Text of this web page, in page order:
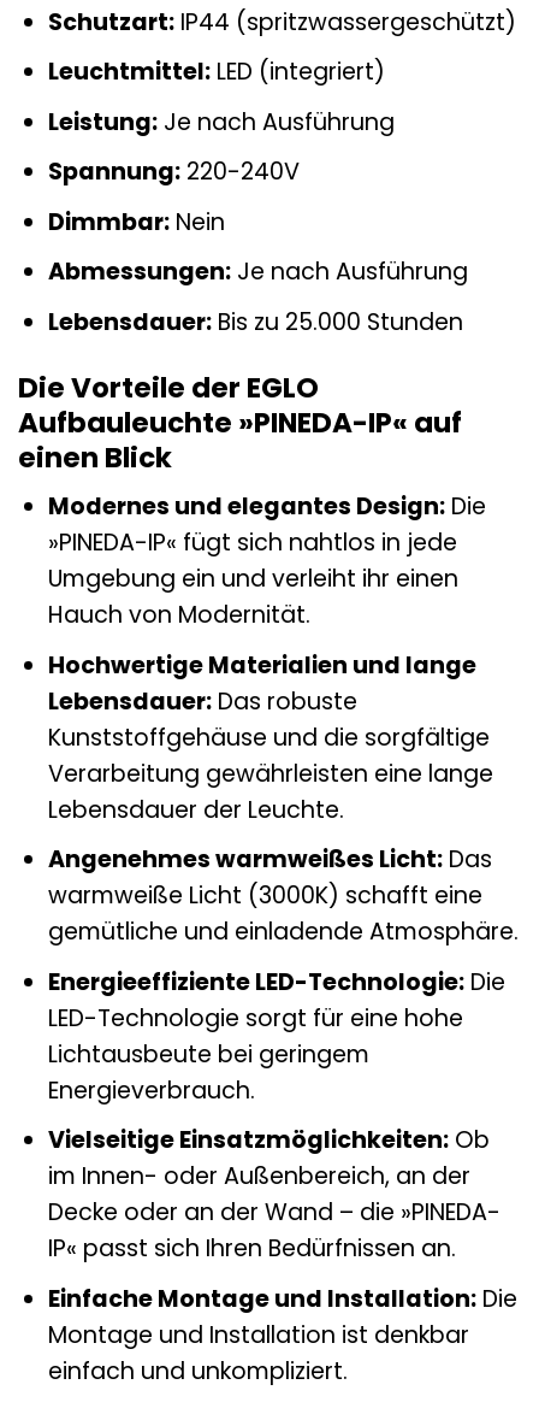
Schutzart:IP44 (spritzwassergeschützt)
Leuchtmittel:LED (integriert)
Leistung:Je nach Ausführung
Spannung:220-240V
Dimmbar:Nein
Abmessungen:Je nach Ausführung
Lebensdauer:Bis zu 25.000 Stunden
Die Vorteile der EGLO
Aufbauleuchte »PINEDA-IP« auf
einen Blick
Modernes und elegantes Design:Die
»PINEDA-IP« fügt sich nahtlos in jede
Umgebung ein und verleiht ihr einen
Hauch von Modernität.
Hochwertige Materialien und lange
Lebensdauer:Das robuste
Kunststoffgehäuse und die sorgfältige
Verarbeitung gewährleisten eine lange
Lebensdauer der Leuchte.
Angenehmes warmweißes Licht:Das
warmweiße Licht (3000K) schafft eine
gemütliche und einladende Atmosphäre.
Energieeffiziente LED-Technologie:Die
LED-Technologie sorgt für eine hohe
Lichtausbeute bei geringem
Energieverbrauch.
Vielseitige Einsatzmöglichkeiten:Ob
im Innen- oder Außenbereich, an der
Decke oder an der Wand – die »PINEDA-
IP« passt sich Ihren Bedürfnissen an.
Einfache Montage und Installation:Die
Montage und Installation ist denkbar
einfach und unkompliziert.